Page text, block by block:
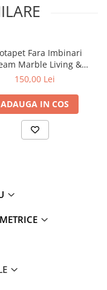
Fara Imbinari
Marble Living &
Dormitor
150,00 Lei
ADAUGA IN COS